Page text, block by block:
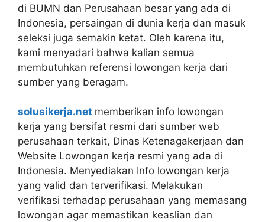
di BUMN dan Perusahaan besar yang ada di
Indonesia, persaingan di dunia kerja dan masuk
seleksi juga semakin ketat. Oleh karena itu,
kami menyadari bahwa kalian semua
membutuhkan referensi lowongan kerja dari
sumber yang beragam.
solusikerja.net memberikan info lowongan
kerja yang bersifat resmi dari sumber web
perusahaan terkait, Dinas Ketenagakerjaan dan
Website Lowongan kerja resmi yang ada di
Indonesia. Menyediakan Info lowongan kerja
yang valid dan terverifikasi. Melakukan
verifikasi terhadap perusahaan yang memasang
lowongan agar memastikan keaslian dan